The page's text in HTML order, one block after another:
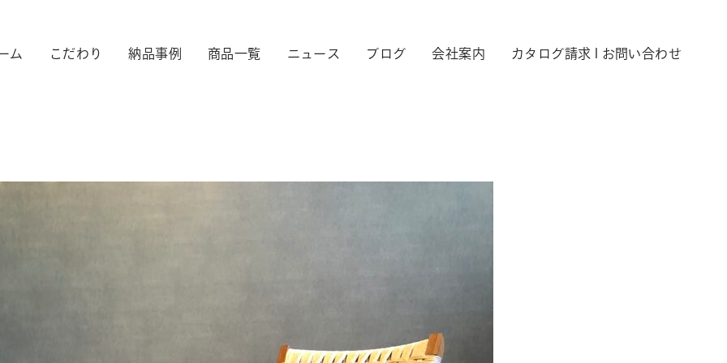
ム こだわり 納品事例 商品一覧 ニュース ブログ 会社案内 カタログ請求 l お問い合わせ